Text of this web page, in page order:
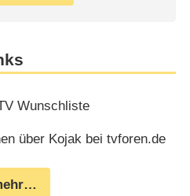
Wunschliste
über Kojak bei tvforen.de